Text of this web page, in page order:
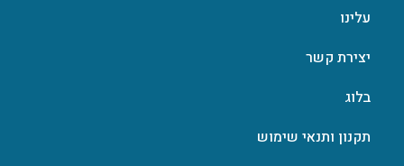
עלינו
יצירת קשר
בלוג
תקנון ותנאי שימוש